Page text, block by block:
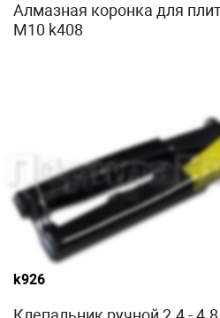
Алмазная коронка для
М10 k408
k926